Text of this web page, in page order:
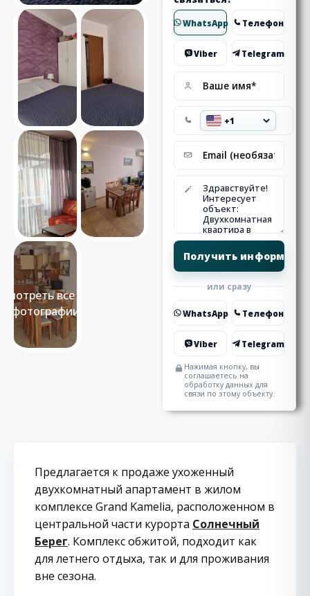
Смотреть все 15
фотографии
WhatsApp Телефон
Viber Telegram
или сразу
WhatsApp Телефон
Viber Telegram
Нажимая кнопку, вы
соглашаетесь на
обработку данных для
связи по этому объекту.
Предлагается к продаже ухоженный
двухкомнатный апартамент в жилом
комплексе Grand Kamelia, расположенном в
центральной части курорта Солнечный
Берег. Комплекс обжитой, подходит как
для летнего отдыха, так и для проживания
вне сезона.